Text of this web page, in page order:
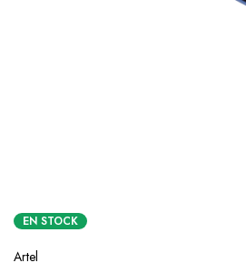
EN STOCK
Artel